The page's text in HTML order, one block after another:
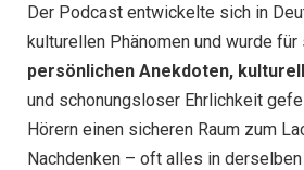
Der Podcast entwickelte sich in
kulturellen Phänomen und wurde
persönlichen Anekdoten,
und schonungsloser Ehrlichkeit
Hörern einen sicheren Raum zum
Nachdenken – oft alles in